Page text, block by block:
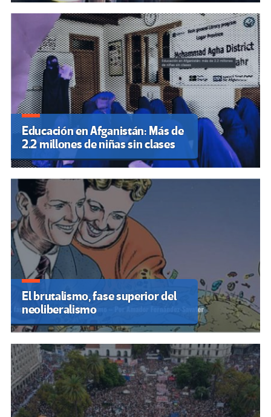
Educación en Afganistán: Más de
2.2 millones de niñas sin clases
El brutalismo, fase superior del
neoliberalismo